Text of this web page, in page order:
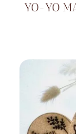
YO-YO